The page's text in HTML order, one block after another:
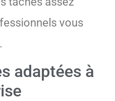
vous
adaptées à